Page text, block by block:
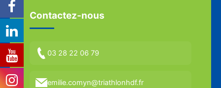
Contactez-nous
03 28 22 06 79
emilie.comyn@triathlonhdf.fr